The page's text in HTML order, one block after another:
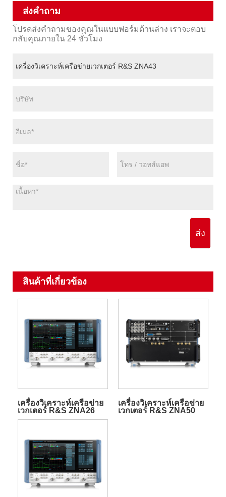
ส่งคำถาม
โปรดส่งคำถามของคุณในแบบฟอร์มด้านล่าง เราจะตอบ
กลับคุณภายใน 24 ชั่วโมง
ส่ง
สินค้าที่เกี่ยวข้อง
เครื่องวิเคราะห์เครือข่าย
เวกเตอร์ R&S ZNA26
เครื่องวิเคราะห์เครือข่าย
เวกเตอร์ R&S ZNA50